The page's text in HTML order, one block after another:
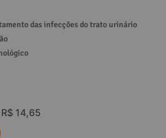
das infecções do trato urinário
R$ 14,65